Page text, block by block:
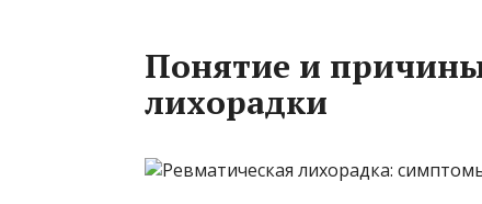
Понятие и
лихорадки